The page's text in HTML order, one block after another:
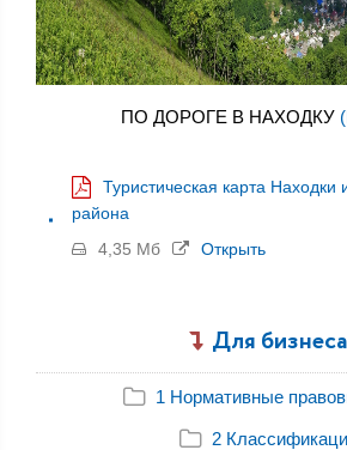
ПО ДОРОГЕ В НАХОДКУ
Туристическая карта Находки
района
4,35 Мб
Открыть
Для бизнеса
1 Нормативные
2